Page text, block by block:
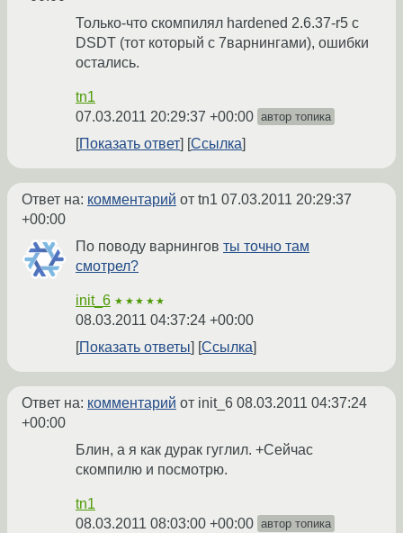
Только-что скомпилял hardened 2.6.37-r5 с
DSDT (тот который с 7варнингами), ошибки
остались.
tn1
07.03.2011 20:29:37 +00:00 автор топика
Показать ответ Ссылка
Ответ на: комментарий от tn1 07.03.2011 20:29:37
+00:00
По поводу варнингов ты точно там
смотрел?
init_6 ★★★★★
08.03.2011 04:37:24 +00:00
Показать ответы
Ссылка
Ответ на: комментарий от init_6 08.03.2011 04:37:24
+00:00
Блин, а я как дурак гуглил. +Сейчас
скомпилю и посмотрю.
tn1
08.03.2011 08:03:00 +00:00 автор топика